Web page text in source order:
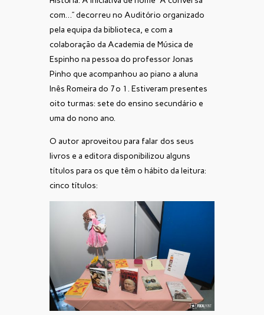
com…” decorreu no Auditório organizado
pela equipa da biblioteca, e com a
colaboração da Academia de Música de
Espinho na pessoa do professor Jonas
Pinho que acompanhou ao piano a aluna
Inês Romeira do 7º 1. Estiveram presentes
oito turmas: sete do ensino secundário e
uma do nono ano.
O autor aproveitou para falar dos seus
livros e a editora disponibilizou alguns
títulos para os que têm o hábito da leitura:
cinco títulos: